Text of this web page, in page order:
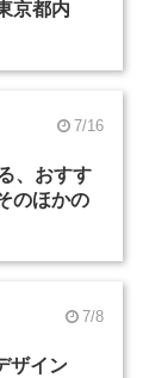
京都内
7/16
、おすす
のほかの
7/8
ザイン